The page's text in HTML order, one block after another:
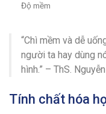
Độ mềm
“Chì mềm và dễ
người ta hay dùng
hình.” – ThS.
Tính chất hóa